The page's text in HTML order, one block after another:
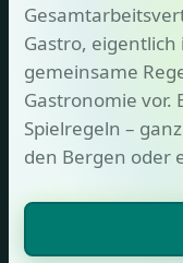
Gastro, eigentlich
gemeinsame
Gastronomie vor.
Spielregeln –
den Bergen oder